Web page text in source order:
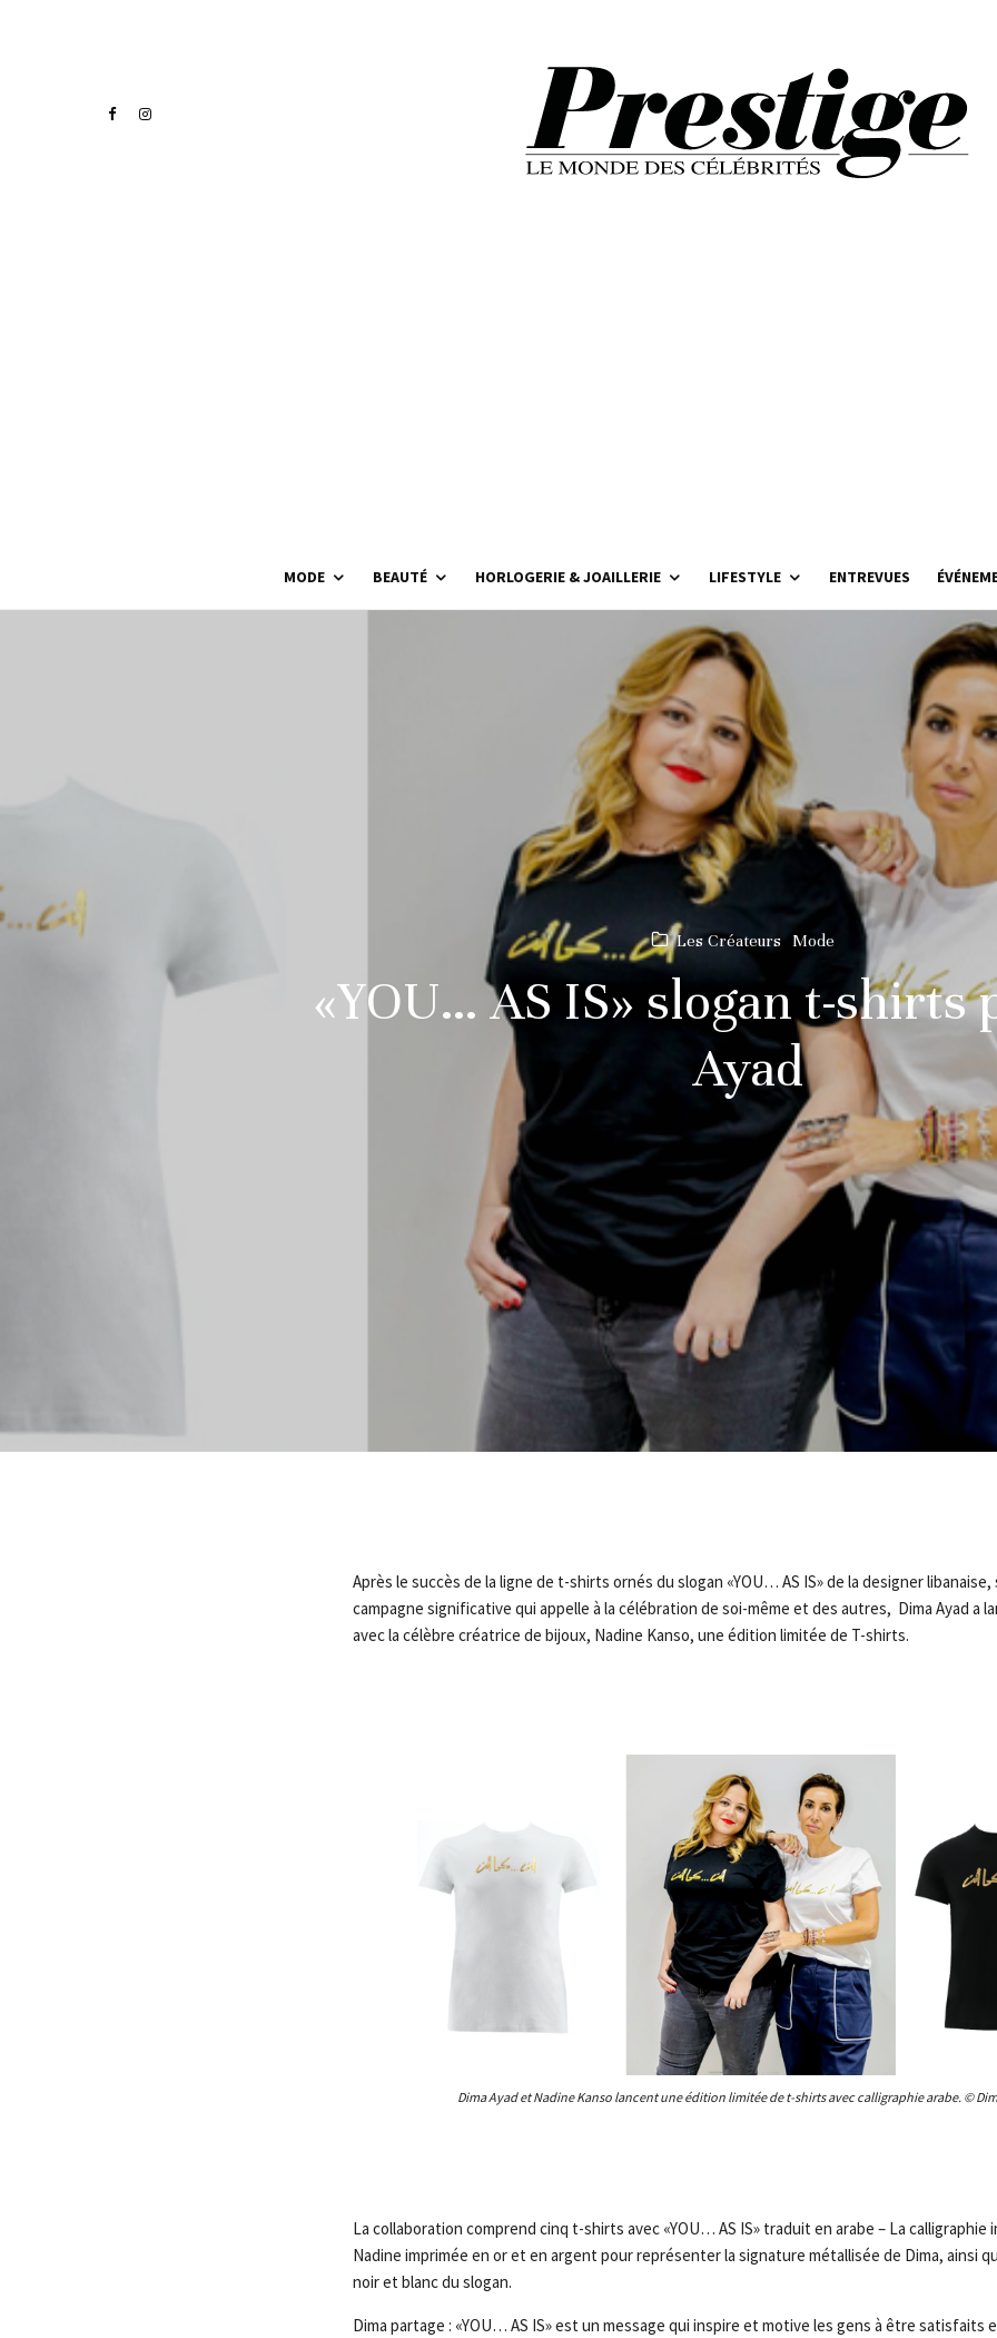
MODE BEAUTÉ HORLOGERIE & JOAILLERIE LIFESTYLE ENTREVUES
Les Créateurs Mode
«YOU… AS IS» slogan t-shirts
Ayad
Après le succès de la ligne de t-shirts ornés du slogan «YOU… AS IS» de la designer
campagne significative qui appelle à la célébration de soi-même et des autres, Dima Ayad a
avec la célèbre créatrice de bijoux, Nadine Kanso, une édition limitée de T-shirts.
Dima Ayad et Nadine Kanso lancent une édition limitée de t-shirts avec calligraphie arabe. ©
La collaboration comprend cinq t-shirts avec «YOU… AS IS» traduit en arabe – La calligraphie
Nadine imprimée en or et en argent pour représenter la signature métallisée de Dima, ainsi
noir et blanc du slogan.
Dima partage : «YOU… AS IS» est un message qui inspire et motive les gens à être satisfaits